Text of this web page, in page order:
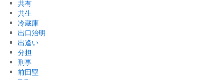
共有
共生
冷蔵庫
出口治明
出逢い
分担
刑事
前田塁